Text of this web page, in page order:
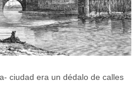
ciudad era un dédalo de calles